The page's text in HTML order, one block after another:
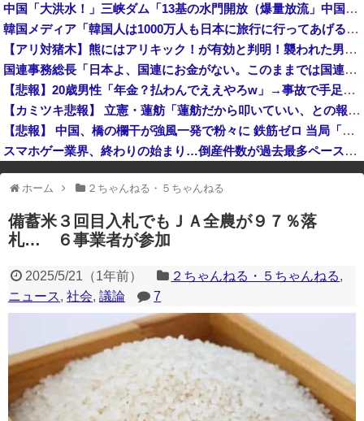
高市総理「物価上昇を上回る賃上げを日本に定着させる」国家公務員月給3.51％増へ 地方公務員も追随する見通し
中国「大洪水！」三峡ダム「13基の水門開放（爆量放流」中国都市「三峡上流で豪雨！（三峡下流で水害」長江と黄河「同時氾濫危機」台風13号「中国本土上陸（画像」→
韓国メディア「韓国人は1000万人も日本に旅行に行ってあげるのに、どうして日本人は韓国に来ないのか」自国に魅力がないのを棚に上げて日本を分析
【アリ対猪木】熊にはアリキック！が有効と判明！襲われた男性「アリキックで追っ払った」
国連事務総長「日本よ、国連にお金がない。このままでは国連が完全崩壊する。助けろ」
【悲報】20歳男性「年金？払わんでええやろw」→事故で手足切断、障害年金一生貰えないと知り泣く
【カミツキ悲報】 立憲・蓮舫「蓮舫だから叩いていい、との報道に何度も向き合ってきました」→ツッコミ殺到
【悲報】 中国、橋の欄干が強風一発で粉々に 鉄筋ゼロ 当局「接着剤でくっつけただけ」「正常で、品質問題はない」
スマホゲー業界、終わりの始まり…倒産件数が過去最多ペース「数億円かけても爆タヒ」
※アドブロック等の広告非表示プラグインやアドオンを利用している場合、
一部のコンテンツが表示されなくなったり、サイト全体のレイアウトが崩れ
たりする場合があります。
ホーム ２ちゃんねる・５ちゃんねる
備蓄米３回目入札でもＪＡ全農が９７％落
札… ６事業者が参加
2025/5/21 （1年前） ２ちゃんねる・５ちゃんねる,
ニュース, 社会, 議論 7